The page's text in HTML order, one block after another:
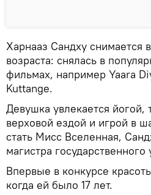
Харнааз Сандху снимается
возраста: снялась в
фильмах, например Yaara
Kuttange.
Девушка увлекается йогой,
верховой ездой и игрой в
стать Мисс Вселенная,
магистра государственного
Впервые в конкурсе
когда ей было 17 лет.